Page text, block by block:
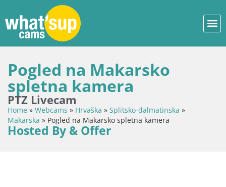
Pogled na Makarsko
spletna kamera
PTZ Livecam
Home » Webcams » Hrvaška » Splitsko-dalmatinska »
Makarska » Pogled na Makarsko spletna kamera
Hosted By & Offer